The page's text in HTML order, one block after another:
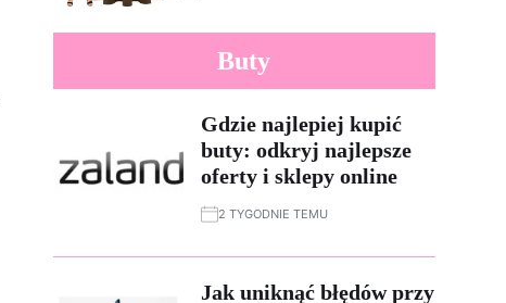
Buty
Gdzie najlepiej kupić
buty: odkryj najlepsze
oferty i sklepy online
2 TYGODNIE TEMU
Jak uniknąć błędów przy